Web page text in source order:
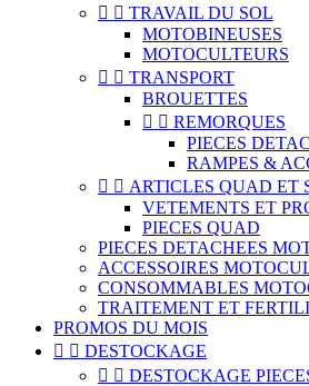
  TRAVAIL DU SOL
MOTOBINEUSES
MOTOCULTEURS
  TRANSPORT
BROUETTES
  REMORQUES
PIECES
RAMPES &
  ARTICLES QUAD ET
VETEMENTS ET
PIECES QUAD
PIECES DETACHEES
ACCESSOIRES
CONSOMMABLES
TRAITEMENT ET
PROMOS DU MOIS
  DESTOCKAGE
  DESTOCKAGE